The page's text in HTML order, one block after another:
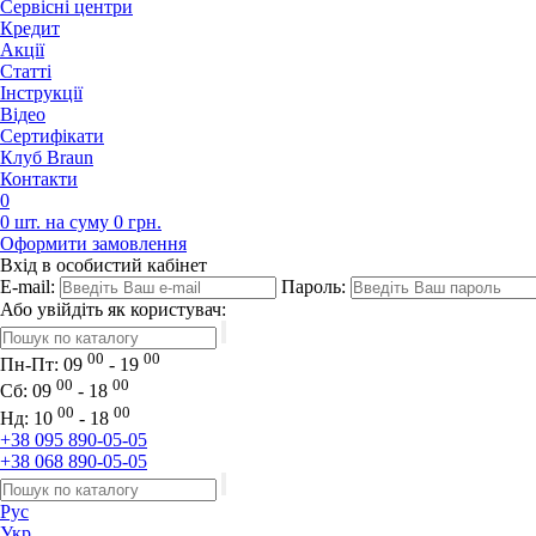
Сервісні центри
Кредит
Акції
Статті
Iнструкції
Відео
Сертифікати
Клуб Braun
Контакти
0
0 шт. на суму 0 грн.
Оформити замовлення
Вхід в особистий кабінет
E-mail:
Пароль:
Або увійдіть як користувач:
Пн-Пт: 09 00 - 19 00
Сб: 09 00 - 18 00
Нд: 10 00 - 18 00
+38 095 890-05-05
+38 068 890-05-05
Рус